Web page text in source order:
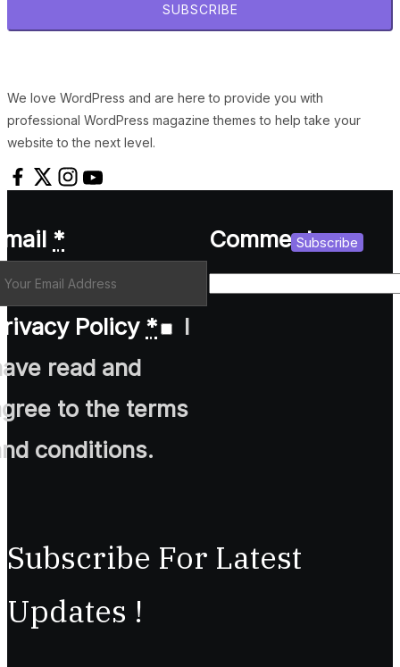
SUBSCRIBE
We love WordPress and are here to provide you with
professional WordPress magazine themes to help take your
website to the next level.
*
Policy *
I
read and
to the terms
conditions.
CommentSubscribe
Subscribe For Latest
Updates !